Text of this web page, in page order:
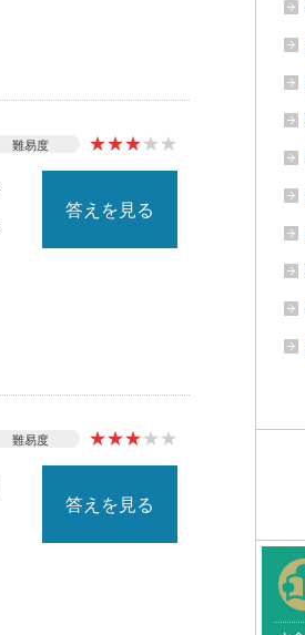
難易度 ★★★★★
答えを見る
難易度 ★★★★★
答えを見る